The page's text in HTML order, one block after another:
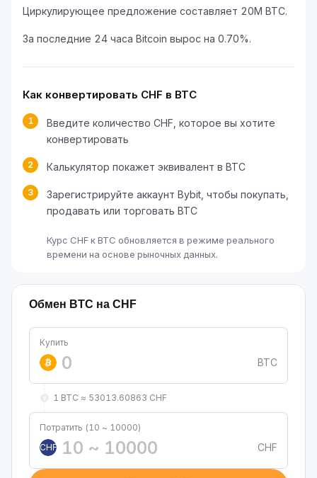
Циркулирующее предложение составляет 20M BTC.
За последние 24 часа Bitcoin вырос на 0.70%.
Как конвертировать CHF в BTC
1
Введите количество CHF, которое вы хотите
конвертировать
2 Калькулятор покажет эквивалент в BTC
3
Зарегистрируйте аккаунт Bybit, чтобы покупать,
продавать или торговать BTC
Курс CHF к BTC обновляется в режиме реального
времени на основе рыночных данных.
Обмен BTC на CHF
Купить
BTC
1 BTC ≈ 53013.60863 CHF
Потратить (10 ~ 10000)
CHF
CHF